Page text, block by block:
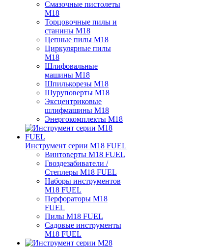
Смазочные пистолеты
M18
Торцовочные пилы и
станины M18
Цепные пилы M18
Циркулярные пилы
M18
Шлифовальные
машины M18
Шпилькорезы M18
Шуруповерты M18
Эксцентриковые
шлифмашины M18
Энергокомплекты M18
Инструмент серии M18 FUEL
Винтоверты M18 FUEL
Гвоздезабиватели /
Степлеры M18 FUEL
Наборы инструментов
M18 FUEL
Перфораторы M18
FUEL
Пилы M18 FUEL
Садовые инструменты
M18 FUEL